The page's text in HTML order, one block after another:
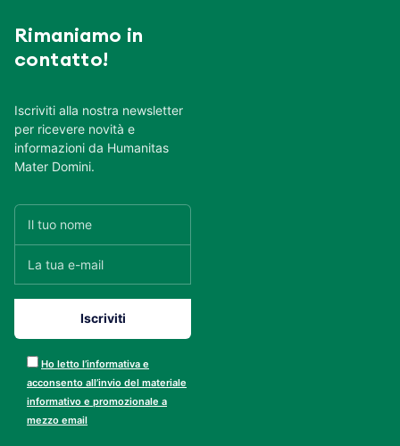
Rimaniamo in
contatto!
Iscriviti alla nostra newsletter
per ricevere novità e
informazioni da Humanitas
Mater Domini.
Ho letto l’informativa e
acconsento all’invio del materiale
informativo e promozionale a
mezzo email